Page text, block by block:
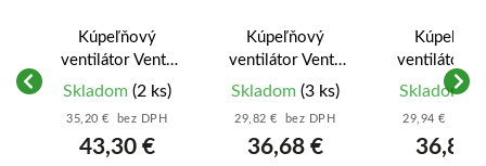
Kúpeľňový
ventilátor Vents
100 MA T L –
Ložiská (Do
stropu)
Skladom (2 ks)
35,20 € bez DPH
43,30 €
Kúpeľňový
ventilátor Vents
100 MA L –
(Automatická
žalúzia + Ložiská)
Skladom (3 ks)
29,82 € bez DPH
36,68 €
ventilátor
100 MA T
žalúzia +
Skladom(1
29,94 € bez
36,83